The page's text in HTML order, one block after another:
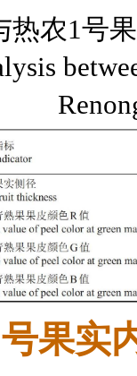
热农1号
果实